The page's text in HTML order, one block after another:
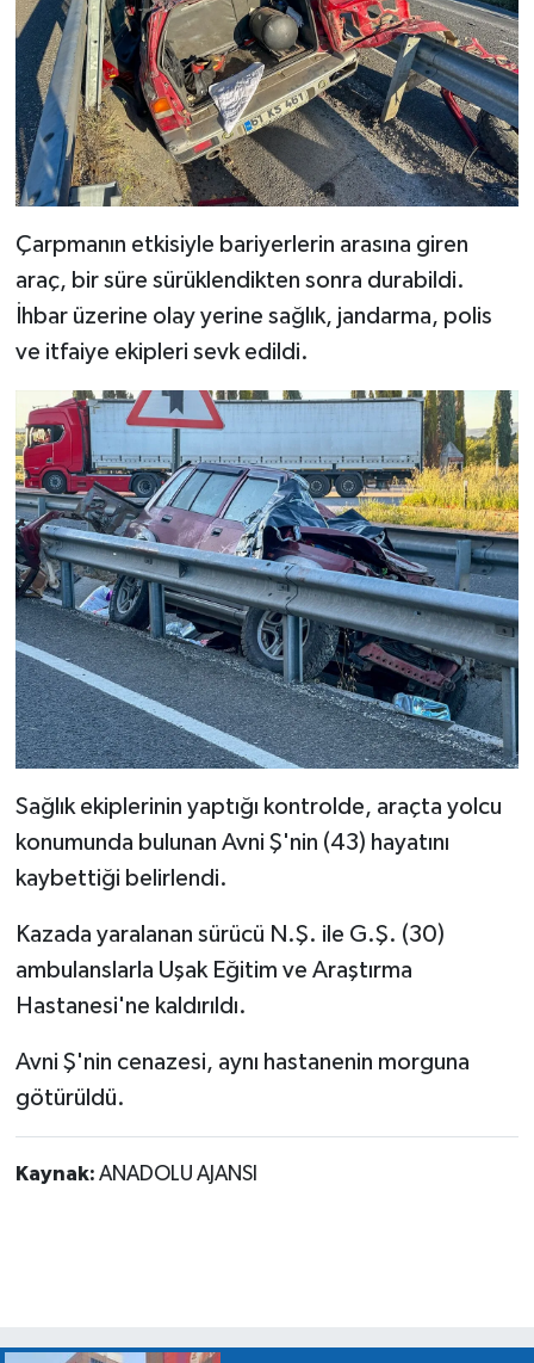
Çarpmanın etkisiyle bariyerlerin arasına giren
araç, bir süre sürüklendikten sonra durabildi.
İhbar üzerine olay yerine sağlık, jandarma, polis
ve itfaiye ekipleri sevk edildi.
Sağlık ekiplerinin yaptığı kontrolde, araçta yolcu
konumunda bulunan Avni Ş'nin (43) hayatını
kaybettiği belirlendi.
Kazada yaralanan sürücü N.Ş. ile G.Ş. (30)
ambulanslarla Uşak Eğitim ve Araştırma
Hastanesi'ne kaldırıldı.
Avni Ş'nin cenazesi, aynı hastanenin morguna
götürüldü.
Kaynak: ANADOLU AJANSI